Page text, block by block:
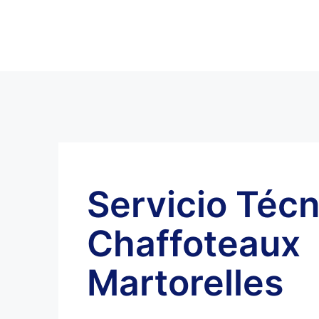
Servicio
Chaffoteaux
Martorelles